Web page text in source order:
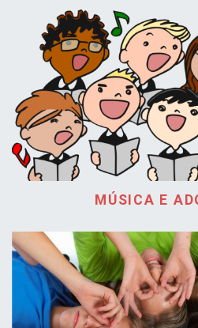
MÚSICA E